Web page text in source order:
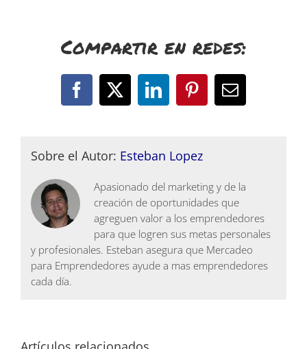
Compartir en redes:
Facebook
X LinkedInPinterestCorreo
Sobre el Autor: Esteban Lopez
Apasionado del marketing y de la
creación de oportunidades que
agreguen valor a los emprendedores
para que logren sus metas personales
y profesionales. Esteban asegura que Mercadeo
para Emprendedores ayude a mas emprendedores
cada día.